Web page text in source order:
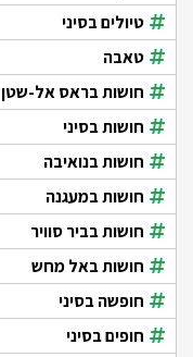
טיולים בסיני
טאבה
חושות בראס אל-שטן
חושות בסיני
חושות בנואיבה
חושות במעגנה
חושות בביר סוויר
חושות באל מחש
חופשה בסיני
חופים בסיני